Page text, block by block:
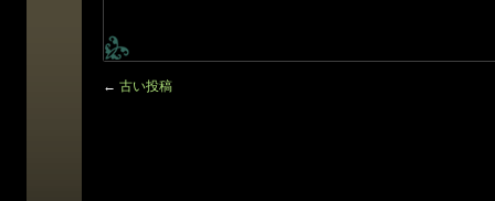
← 古い投稿